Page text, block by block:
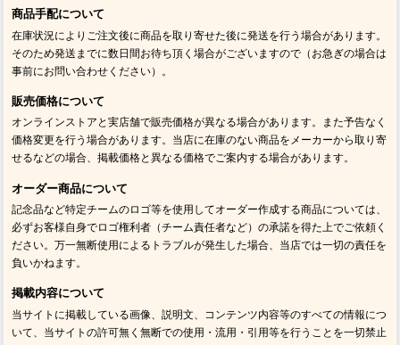
商品手配について
在庫状況によりご注文後に商品を取り寄せた後に発送を行う場合があります。
そのため発送までに数日間お待ち頂く場合がございますので（お急ぎの場合は
事前にお問い合わせください）。
販売価格について
オンラインストアと実店舗で販売価格が異なる場合があります。また予告なく
価格変更を行う場合があります。当店に在庫のない商品をメーカーから取り寄
せるなどの場合、掲載価格と異なる価格でご案内する場合があります。
オーダー商品について
記念品など特定チームのロゴ等を使用してオーダー作成する商品については、
必ずお客様自身でロゴ権利者（チーム責任者など）の承諾を得た上でご依頼く
ださい。万一無断使用によるトラブルが発生した場合、当店では一切の責任を
負いかねます。
掲載内容について
当サイトに掲載している画像、説明文、コンテンツ内容等のすべての情報につ
いて、当サイトの許可無く無断での使用・流用・引用等を行うことを一切禁止